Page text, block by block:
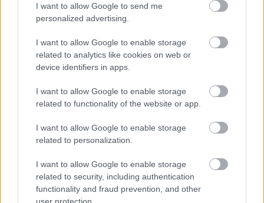
I want to allow Google to send me
personalized advertising.
I want to allow Google to enable storage
related to analytics like cookies on web or
device identifiers in apps.
I want to allow Google to enable storage
related to functionality of the website or app.
I want to allow Google to enable storage
related to personalization.
I want to allow Google to enable storage
related to security, including authentication
functionality and fraud prevention, and other
emberekből" - szögezte le.
Üzenet a világnak
A produkció szorosan kötődik Irak kulturális
múltjához, a múlt század ötvenes éveinek élénk
színházi életéhez. Ezt a múltat azonban fokozatosan
eltörölték a háborúk és szankciók évtizedei, az, hogy
Szaddám Huszein kormányzata nem tűrte a
véleménynyilvánítás szabadságát.
Daúd, az 52 éves rendező az 1980-as években hagyta
el Irakot, miután egy, az iráni-iraki háborúról szóló
produkciójával feldühítette a kormányzatot.
nagyon veszélyessé vált" - idézte fel.
Elhagyta Irakot, és évekig a menekült művészek
vándoréletét élte Stockholm, London és Damaszkusz